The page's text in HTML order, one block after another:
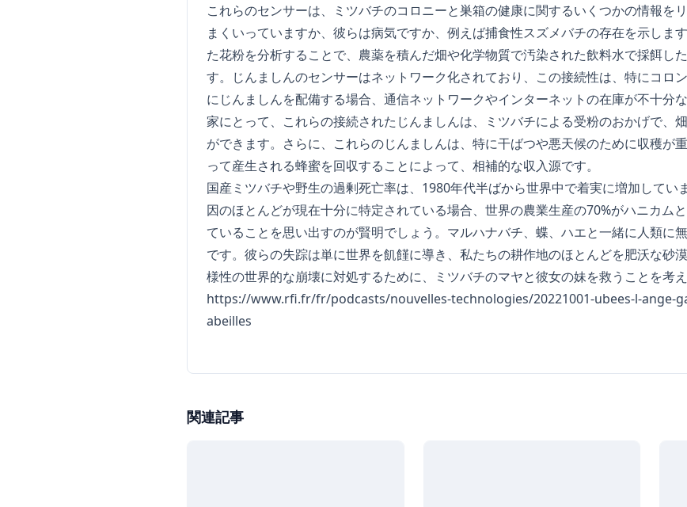
これらのセンサーは、ミツバチのコロニーと巣箱の健康に関するいくつかの情報を
まくいっていますか、彼らは病気ですか、例えば捕食性スズメバチの存在を示しま
た花粉を分析することで、農薬を積んだ畑や化学物質で汚染された飲料水で採餌し
す。じんましんのセンサーはネットワーク化されており、この接続性は、特にコロ
にじんましんを配備する場合、通信ネットワークやインターネットの在庫が不十分
家にとって、これらの接続されたじんましんは、ミツバチによる受粉のおかげで、
ができます。さらに、これらのじんましんは、特に干ばつや悪天候のために収穫が
って産生される蜂蜜を回収することによって、相補的な収入源です。
国産ミツバチや野生の過剰死亡率は、1980年代半ばから世界中で着実に増加してい
因のほとんどが現在十分に特定されている場合、世界の農業生産の70%がハニカム
ていることを思い出すのが賢明でしょう。マルハナバチ、蝶、ハエと一緒に人類に
です。彼らの失踪は単に世界を飢饉に導き、私たちの耕作地のほとんどを肥沃な砂
様性の世界的な崩壊に対処するために、ミツバチのマヤと彼女の妹を救うことを考
https://www.rfi.fr/fr/podcasts/nouvelles-technologies/20221001-ubees-l-ange-
abeilles
関連記事